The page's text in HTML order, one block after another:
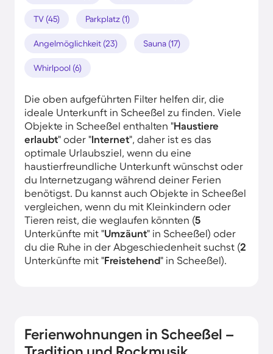
TV (45) Parkplatz (1)
Angelmöglichkeit (23) Sauna (17)
Whirlpool (6)
Die oben aufgeführten Filter helfen dir, die
ideale Unterkunft in Scheeßel zu finden. Viele
Objekte in Scheeßel enthalten "Haustiere
erlaubt" oder "Internet", daher ist es das
optimale Urlaubsziel, wenn du eine
haustierfreundliche Unterkunft wünschst oder
du Internetzugang während deiner Ferien
benötigst. Du kannst auch Objekte in Scheeßel
vergleichen, wenn du mit Kleinkindern oder
Tieren reist, die weglaufen könnten (5
Unterkünfte mit "Umzäunt" in Scheeßel) oder
du die Ruhe in der Abgeschiedenheit suchst (2
Unterkünfte mit "Freistehend" in Scheeßel).
Ferienwohnungen in Scheeßel –